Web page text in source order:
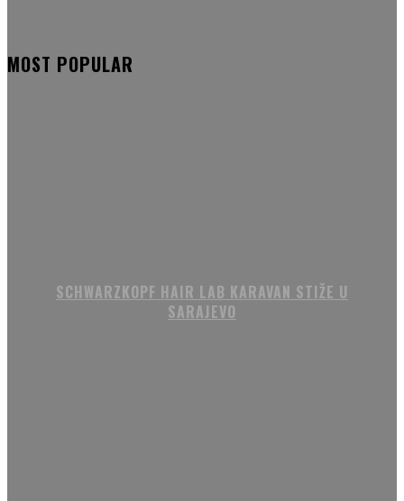
MOST POPULAR
SCHWARZKOPF HAIR LAB KARAVAN STIŽE U
SARAJEVO